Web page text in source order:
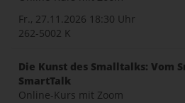
Fr., 27.11.2026 18:30 Uhr
262-5002 K
Die Kunst des Smalltalks: Vom
SmartTalk
Online-Kurs mit Zoom